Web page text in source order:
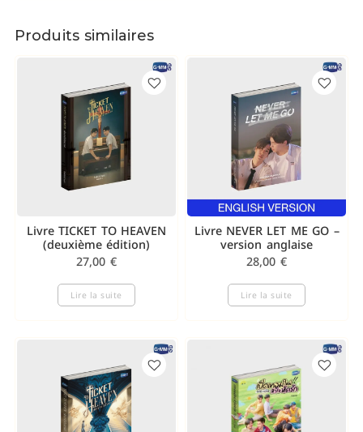
Produits similaires
Livre TICKET TO HEAVEN
(deuxième édition)
27,00 €
Lire la suite
Livre NEVER LET ME GO –
version anglaise
28,00 €
Lire la suite